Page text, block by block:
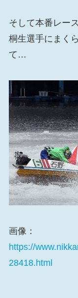
そして本番レー
桐生選手にまく
て…
画像：
https://
28418.html